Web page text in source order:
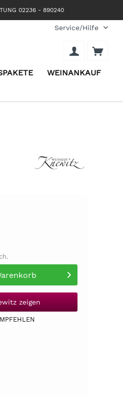
02236 - 890240
Service/Hilfe
WEINANKAUF
zeigen